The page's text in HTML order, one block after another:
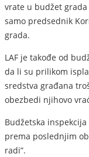
vrate u budžet grada
samo predsednik
grada.
LAF je takođe od
da li su prilikom
sredstva građana
obezbedi njihovo
Budžetska
prema poslednjim
radi”.